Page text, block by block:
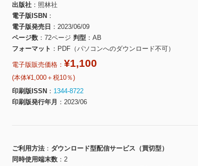
出版社
照林社
電子版ISBN
電子版発売日
2023/06/09
ページ数
72ページ 判型
AB
フォーマット
PDF（パソコンへのダウンロード不可）
電子版販売価格： ¥1,100
(本体¥1,000＋税10％)
印刷版ISSN
1344-8722
印刷版発行年月
2023/06
ご利用方法
ダウンロード型配信サービス（買切型）
同時使用端末数
2